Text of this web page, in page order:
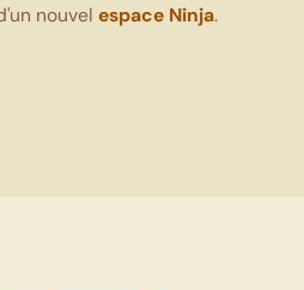
nouvel espace Ninja.